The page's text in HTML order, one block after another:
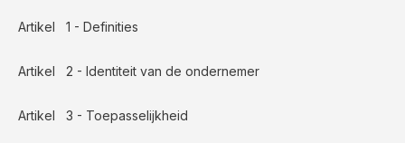
Artikel 1 - Definities
Artikel 2 - Identiteit van de ondernemer
Artikel 3 - Toepasselijkheid